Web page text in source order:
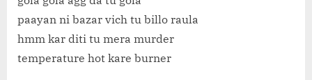
paayan ni bazar vich tu billo raula
hmm kar diti tu mera murder
temperature hot kare burner